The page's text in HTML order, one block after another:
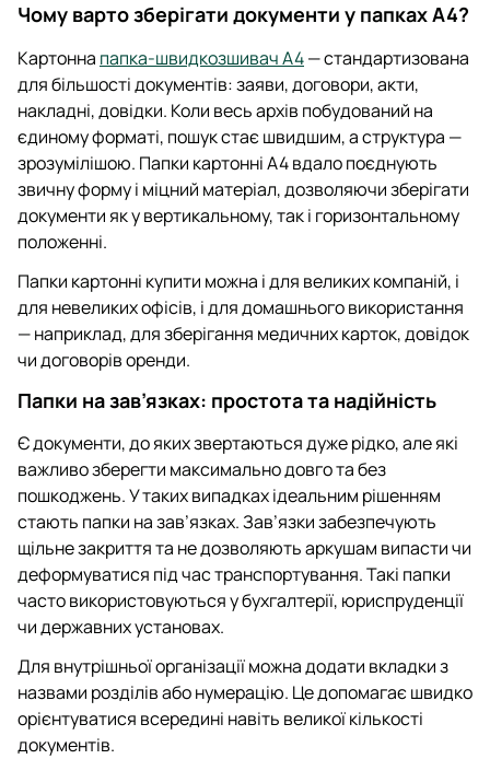
Чому варто зберігати документи у папках А4?
Картонна папка-швидкозшивач А4— стандартизована
для більшості документів: заяви, договори, акти,
накладні, довідки. Коли весь архів побудований на
єдиному форматі, пошук стає швидшим, а структура —
зрозумілішою. Папки картонні А4 вдало поєднують
звичну форму і міцний матеріал, дозволяючи зберігати
документи як у вертикальному, так і горизонтальному
положенні.
Папки картонні купити можна і для великих компаній, і
для невеликих офісів, і для домашнього використання
— наприклад, для зберігання медичних карток, довідок
чи договорів оренди.
Папки на зав’язках: простота та надійність
Є документи, до яких звертаються дуже рідко, але які
важливо зберегти максимально довго та без
пошкоджень. У таких випадках ідеальним рішенням
стають папки на зав’язках. Зав’язки забезпечують
щільне закриття та не дозволяють аркушам випасти чи
деформуватися під час транспортування. Такі папки
часто використовуються у бухгалтерії, юриспруденції
чи державних установах.
Для внутрішньої організації можна додати вкладки з
назвами розділів або нумерацію. Це допомагає швидко
орієнтуватися всередині навіть великої кількості
документів.